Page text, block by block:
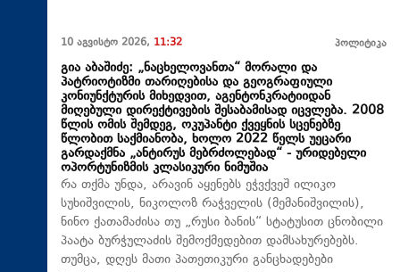
10 აგვისტო 2026, 11:32 პოლიტიკა
გია აბაშიძე: „ნაცხელოვანთა“ მორალი და
პატრიოტიზმი თარიღებისა და გეოგრაფიული
კონიუნქტურის მიხედვით, აგენტონკრატიიდან
მიღებული დირექტივების შესაბამისად იცვლება. 2008
წლის ომის შემდეგ, ოკუპანტი ქვეყნის სცენებზე
წლობით საქმიანობა, ხოლო 2022 წელს უეცარი
გარდაქმნა „ანტირუს მებრძოლებად“ - ურიდებელი
ოპორტუნიზმის კლასიკური ნიმუშია
რა თქმა უნდა, არავინ აყენებს ეჭვქვეშ ილიკო
სუხიშვილის, ნიკოლოზ რაჭველის (მემანიშვილის),
ნინო ქათამაძისა თუ „რუსი ბანის“ სტატუსით ცნობილი
პაატა ბურჭულაძის შემოქმედებით დამსახურებებს.
თუმცა, დღეს მათი პათეთიკური განცხადებები